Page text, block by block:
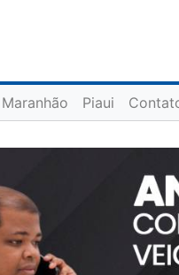
Maranhão Piaui